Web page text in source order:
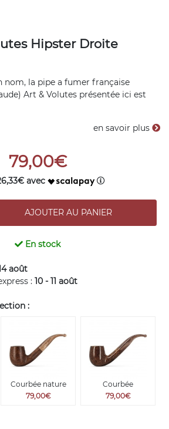
Hipster Droite
nom, la pipe a fumer française
Art & Volutes présentée ici est
en savoir plus
79,00€
avec
En stock
août
: 10 - 11 août
:
Courbée nature
79,00€
Courbée
79,00€